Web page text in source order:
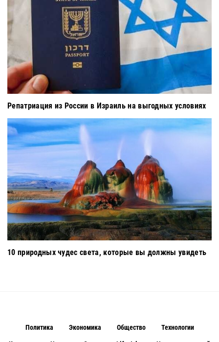
Репатриация из России в Израиль на выгодных условиях
10 природных чудес света, которые вы должны увидеть
Политика Экономика Общество Технологии